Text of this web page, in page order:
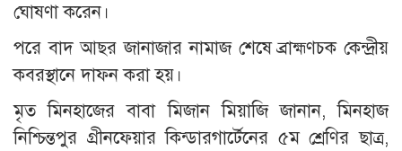
ঘোষণা করেন।
পরে বাদ আছর জানাজার নামাজ শেষে ব্রাহ্মণচক কেন্দ্রীয়
কবরস্থানে দাফন করা হয়।
মৃত মিনহাজের বাবা মিজান মিয়াজি জানান, মিনহাজ
নিশ্চিন্তপুর গ্রীনফেয়ার কিন্ডারগার্টেনের ৫ম শ্রেণির ছাত্র,